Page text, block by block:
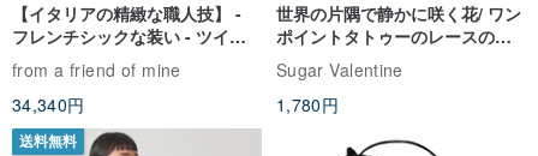
【イタリアの精緻な職人技】 -
フレンチシックな装い - ツイル
プリントシルクスカーフトップ
ス
from a friend of mine
34,340円
世界の片隅で静かに咲く花/ ワン
ポイントタトゥーのレースのチ
ョーカー SV649
Sugar Valentine
1,780円
送料無料